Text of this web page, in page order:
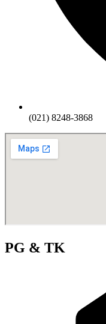
(021) 8248-3868
PG & TK